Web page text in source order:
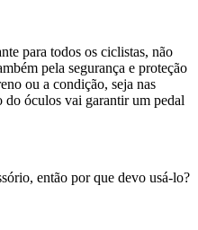
para todos os ciclistas, não
pela segurança e proteção
ou a condição, seja nas
do óculos vai garantir um pedal
então por que devo usá-lo?